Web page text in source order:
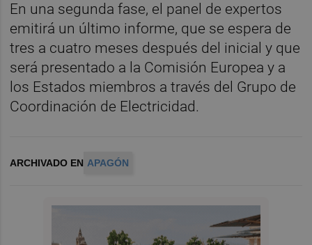
En una segunda fase, el panel de expertos
emitirá un último informe, que se espera de
tres a cuatro meses después del inicial y que
será presentado a la Comisión Europea y a
los Estados miembros a través del Grupo de
Coordinación de Electricidad.
ARCHIVADO EN APAGÓN